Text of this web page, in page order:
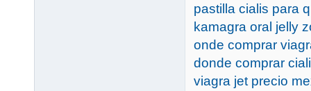
pastilla cialis para
kamagra oral jelly
onde comprar
donde comprar
viagra jet precio